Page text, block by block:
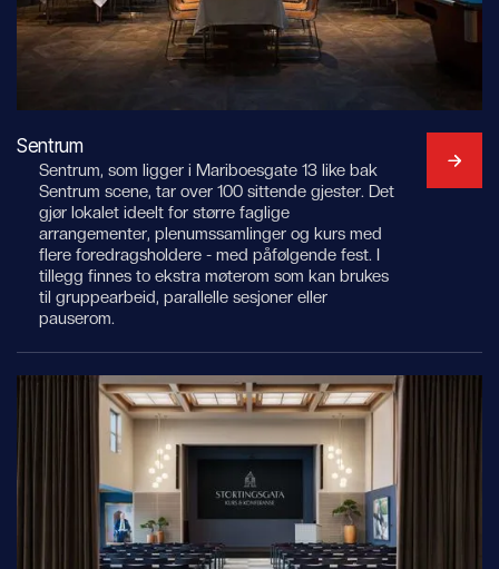
Sentrum
Sentrum, som ligger i Mariboesgate 13 like bak
Sentrum scene, tar over 100 sittende gjester. Det
gjør lokalet ideelt for større faglige
arrangementer, plenumssamlinger og kurs med
flere foredragsholdere - med påfølgende fest. I
tillegg finnes to ekstra møterom som kan brukes
til gruppearbeid, parallelle sesjoner eller
pauserom.